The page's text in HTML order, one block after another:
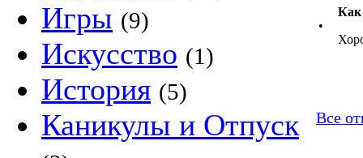
Игры (9)
Искусство (1)
История (5)
Каникулы и Отпуск
•
Как
Все